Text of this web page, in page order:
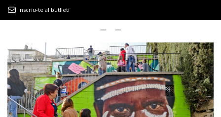
9MAGAZÍN
EL CLÀSSIC | ALBERT PLA
“LA VIDA ÉS COM LA MAR: SEMPRE BUSCA L’EQUILIBRI”
Inscriu-te al butlletí